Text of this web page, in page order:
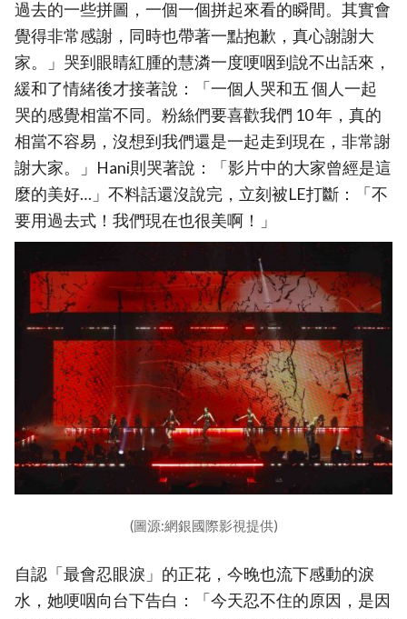
過去的一些拼圖，一個一個拼起來看的瞬間。其實會
覺得非常感謝，同時也帶著一點抱歉，真心謝謝大
家。」哭到眼睛紅腫的慧潾一度哽咽到說不出話來，
緩和了情緒後才接著說：「一個人哭和五 個人一起
哭的感覺相當不同。粉絲們要喜歡我們 10 年，真的
相當不容易，沒想到我們還是一起走到現在，非常謝
謝大家。」Hani則哭著說：「影片中的大家曾經是這
麼的美好…」不料話還沒說完，立刻被LE打斷：「不
要用過去式！我們現在也很美啊！」
(圖源:網銀國際影視提供)
自認「最會忍眼淚」的正花，今晚也流下感動的淚
水，她哽咽向台下告白：「今天忍不住的原因，是因